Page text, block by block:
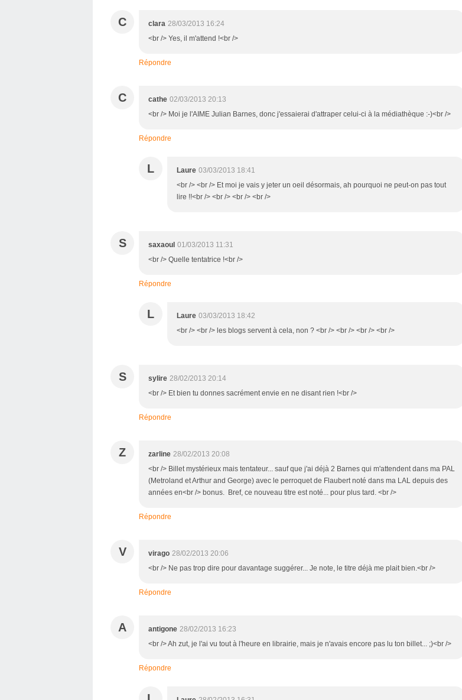
C clara 28/03/2013 16:24
<br /> Yes, il m'attend !<br />
Répondre
C cathe 02/03/2013 20:13
<br /> Moi je l'AIME Julian Barnes, donc j'essaierai d'attraper celui-ci à la médiathèque :-)<br />
Répondre
L Laure 03/03/2013 18:41
<br /> <br /> Et moi je vais y jeter un oeil désormais, ah pourquoi ne peut-on pas tout
lire !!<br /> <br /> <br /> <br />
S saxaoul 01/03/2013 11:31
<br /> Quelle tentatrice !<br />
Répondre
L Laure 03/03/2013 18:42
<br /> <br /> les blogs servent à cela, non ? <br /> <br /> <br /> <br />
S sylire 28/02/2013 20:14
<br /> Et bien tu donnes sacrément envie en ne disant rien !<br />
Répondre
Z zarline 28/02/2013 20:08
<br /> Billet mystérieux mais tentateur... sauf que j'ai déjà 2 Barnes qui m'attendent dans ma PAL
(Metroland et Arthur and George) avec le perroquet de Flaubert noté dans ma LAL depuis des
années en<br /> bonus. Bref, ce nouveau titre est noté... pour plus tard. <br />
Répondre
V virago 28/02/2013 20:06
<br /> Ne pas trop dire pour davantage suggérer... Je note, le titre déjà me plait bien.<br />
Répondre
A antigone 28/02/2013 16:23
<br /> Ah zut, je l'ai vu tout à l'heure en librairie, mais je n'avais encore pas lu ton billet... ;)<br />
Répondre